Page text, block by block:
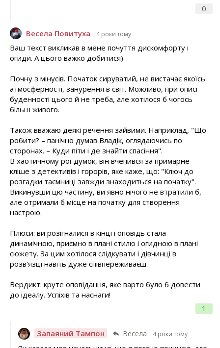
0
Весела Повитуха 4 роки тому
1
Ваш текст викликав в мене почуття дискомфорту і
огиди. А цього важко добитися)
Почну з мінусів. Початок сируватий, не вистачає якоїсь
атмосферності, занурення в світ. Можливо, при описі
буденності цього й не треба, але хотілося б чогось
більш живого.
Також вважаю деякі речення зайвими. Наприклад, "Що
робити? – панічно думав Владік, оглядаючись по
сторонах. – Куди піти і де знайти спасіння".
В хаотичному рої думок, він вчепився за примарне
кліше з детективів і горорів, яке каже, що: "Ключ до
розгадки таємниці завжди знаходиться на початку".
Викинувши цю частину, ви явно нічого не втратили б,
але отримали б місце на початку для створення
настрою.
Плюси: ви розігналися в кінці і оповідь стала
динамічною, приємно в плані стилю і огидною в плані
сюжету. За цим хотілося слідкувати і дівчинці в
розв'язці навіть дуже співпереживаєш.
Вердикт: круте оповідання, яке варто було б довести
до ідеалу. Успіхів та наснаги!
Запаяний Тампон Весела 4 роки тому